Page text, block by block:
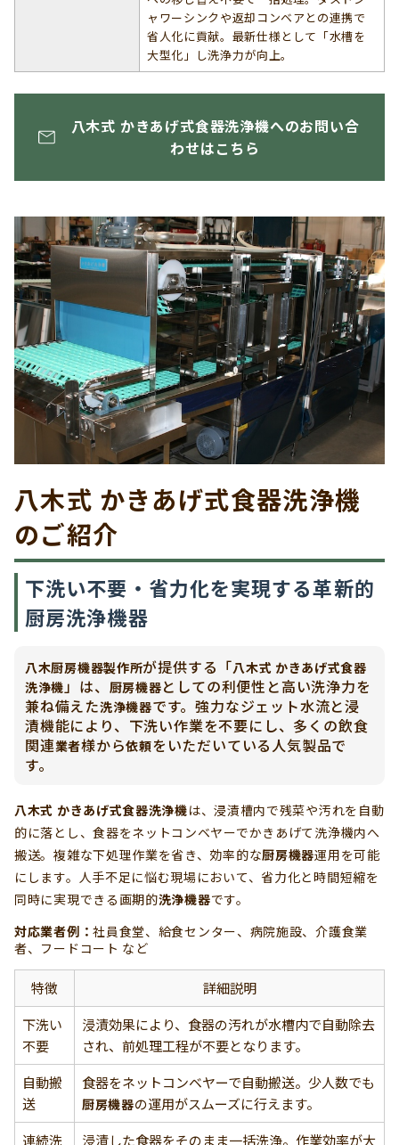
ャワーシンクや返却コンベアとの連携で
省人化に貢献。最新仕様として「水槽を
大型化」し洗浄力が向上。
八木式 かきあげ式食器洗浄機へのお問い合
わせはこちら
八木式 かきあげ式食器洗浄機
のご紹介
下洗い不要・省力化を実現する革新的
厨房洗浄機器
八木厨房機器製作所が提供する「八木式 かきあげ式食器
洗浄機 」は、 厨房機器としての利便性と高い洗浄力を
兼ね備えた洗浄機器です。強力なジェット水流と浸
漬機能により、下洗い作業を不要にし、多くの飲食
関連業者様から依頼をいただいている人気製品で
す。
八木式 かきあげ式食器洗浄機は、浸漬槽内で残菜や汚れを自動
的に落とし、食器をネットコンベヤーでかきあげて洗浄機内へ
搬送。複雑な下処理作業を省き、効率的な厨房機器運用を可能
にします。人手不足に悩む現場において、省力化と時間短縮を
同時に実現できる画期的洗浄機器です。
対応業者例：社員食堂、給食センター、病院施設、介護食業
者、フードコート など
特徴
詳細説明
下洗い
不要
浸漬効果により、食器の汚れが水槽内で自動除去
され、前処理工程が不要となります。
自動搬
送
食器をネットコンベヤーで自動搬送。少人数でも
厨房機器の運用がスムーズに行えます。
連続洗
浸漬した食器をそのまま一括洗浄。作業効率が大